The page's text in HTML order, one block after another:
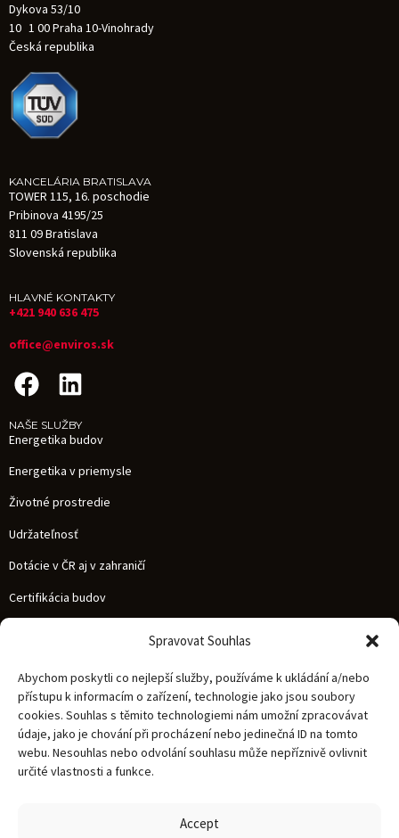
Spravovat Souhlas
Abychom poskytli co nejlepší služby, používáme k ukládání a/nebo
přístupu k informacím o zařízení, technologie jako jsou soubory
cookies. Souhlas s těmito technologiemi nám umožní zpracovávat
údaje, jako je chování při procházení nebo jedinečná ID na tomto
webu. Nesouhlas nebo odvolání souhlasu může nepříznivě ovlivnit
určité vlastnosti a funkce.
Accept
Dykova 53/10
10 1 00 Praha 10-Vinohrady
Česká republika
KANCELÁRIA BRATISLAVA
TOWER 115, 16. poschodie
Pribinova 4195/25
811 09 Bratislava
Slovenská republika
HLAVNÉ KONTAKTY
+421 940 636 475
office@enviros.sk
NAŠE SLUŽBY
Energetika budov
Energetika v priemysle
Životné prostredie
Udržateľnosť
Dotácie v ČR aj v zahraničí
Certifikácia budov
Referencie
Novinky
O nás